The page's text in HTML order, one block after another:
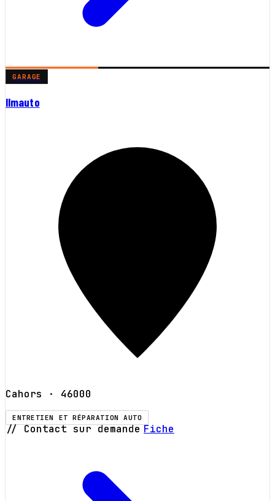
GARAGE
Ilmauto
Cahors · 46000
ENTRETIEN ET RÉPARATION AUTO
// Contact sur demande Fiche